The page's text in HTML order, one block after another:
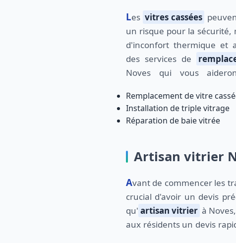
Les vitres cassées
un risque pour la sécurité,
d'inconfort thermique et
des services de
Noves qui vous
Remplacement de vitre
Installation de triple vitrage
Réparation de baie vitrée
Artisan vitrier
Avant de commencer les travaux de vitrerie, il est
crucial d'avoir un devis
qu' artisan vitrier à
aux résidents un devis